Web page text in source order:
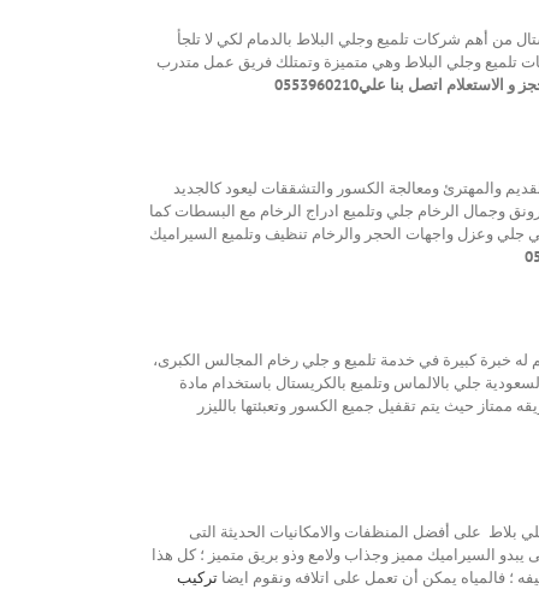
من أهم شركات تلميع وجلي البلاط بالدمام لكي لا تلجأ
تلميع وجلي البلاط وهي متميزة وتمتلك فريق عمل متدرب
و الاستعلام اتصل بنا علي0553960210
والمهترئ ومعالجة الكسور والتشققات ليعود كالجديد
وجمال الرخام جلي وتلميع ادراج الرخام مع البسطات كما
جلي وعزل واجهات الحجر والرخام تنظيف وتلميع السيراميك
خبرة كبيرة في خدمة تلميع و جلي رخام المجالس الكبرى،
جلي بالالماس وتلميع بالكريستال باستخدام مادة
ممتاز حيث يتم تقفيل جميع الكسور وتعبئتها بالليزر
بلاط على أفضل المنظفات والامكانيات الحديثة التى
السيراميك مميز وجذاب ولامع وذو بريق متميز ؛ كل هذا
؛ فالمياه يمكن أن تعمل على اتلافه ونقوم ايضا تركيب